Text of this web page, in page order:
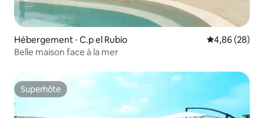
Hébergement ⋅ C.p el Rubio Évaluation
4,86 (28)
Belle maison face à la mer
Superhôte
Superhôte